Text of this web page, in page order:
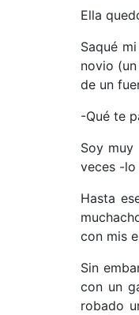
Ella
Saqué
novio
de un
-Qué te
Soy
veces -lo
Hasta
con mis
Sin
con un
robado